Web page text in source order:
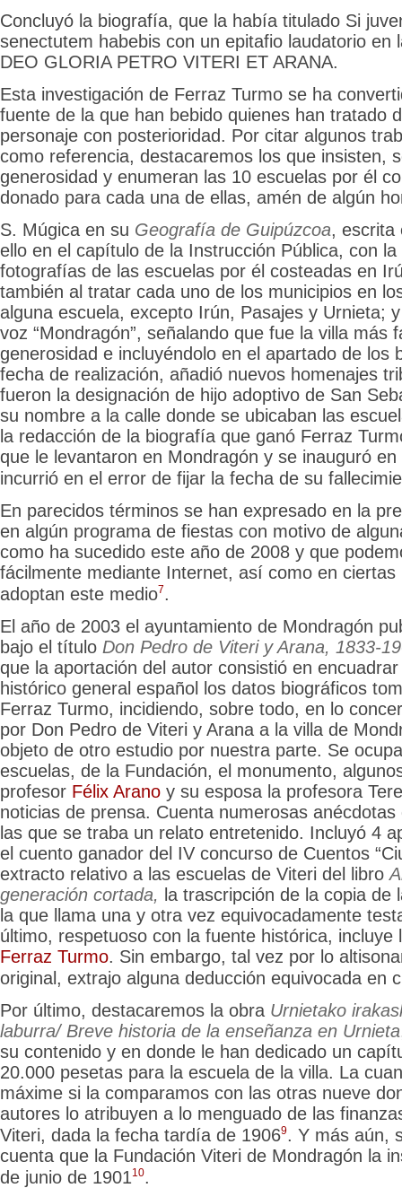
Concluyó la biografía, que la había titulado Si
senectutem habebis con un epitafio laudatorio en
DEO GLORIA PETRO VITERI ET ARANA.
Esta investigación de Ferraz Turmo se ha
fuente de la que han bebido quienes han tratado
personaje con posterioridad. Por citar algunos
como referencia, destacaremos los que insisten,
generosidad y enumeran las 10 escuelas por él
donado para cada una de ellas, amén de algún
S. Múgica en su Geografía de Guipúzcoa, escrita
ello en el capítulo de la Instrucción Pública, con
fotografías de las escuelas por él costeadas en
también al tratar cada uno de los municipios en
alguna escuela, excepto Irún, Pasajes y Urnieta;
voz “Mondragón”, señalando que fue la villa más
generosidad e incluyéndolo en el apartado de los
fecha de realización, añadió nuevos homenajes
fueron la designación de hijo adoptivo de San
su nombre a la calle donde se ubicaban las
la redacción de la biografía que ganó Ferraz
que le levantaron en Mondragón y se inauguró
incurrió en el error de fijar la fecha de su
En parecidos términos se han expresado en la
en algún programa de fiestas con motivo de
como ha sucedido este año de 2008 y que
fácilmente mediante Internet, así como en ciertas
adoptan este medio7.
El año de 2003 el ayuntamiento de Mondragón
bajo el título Don Pedro de Viteri y Arana, 1833-
que la aportación del autor consistió en
histórico general español los datos biográficos
Ferraz Turmo, incidiendo, sobre todo, en lo
por Don Pedro de Viteri y Arana a la villa de
objeto de otro estudio por nuestra parte. Se
escuelas, de la Fundación, el monumento,
profesor Félix Arano y su esposa la profesora
noticias de prensa. Cuenta numerosas
las que se traba un relato entretenido. Incluyó 4
el cuento ganador del IV concurso de Cuentos
extracto relativo a las escuelas de Viteri del libro
generación cortada, la trascripción de la copia de
la que llama una y otra vez equivocadamente
último, respetuoso con la fuente histórica, incluye
Ferraz Turmo. Sin embargo, tal vez por lo
original, extrajo alguna deducción equivocada en
Por último, destacaremos la obra Urnietako
laburra/ Breve historia de la enseñanza en Urnieta
su contenido y en donde le han dedicado un
20.000 pesetas para la escuela de la villa. La
máxime si la comparamos con las otras nueve
autores lo atribuyen a lo menguado de las
Viteri, dada la fecha tardía de 19069. Y más aún,
cuenta que la Fundación Viteri de Mondragón la
de junio de 1901 10